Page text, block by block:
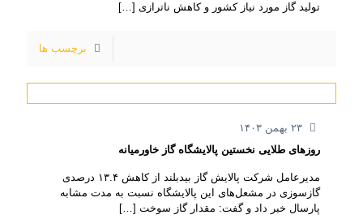
تولید گاز مورد نیاز کشور و کاهش ناترازی […]
برچسب ها
۲۳ بهمن ۱۴۰۳
روزهای طلایی نخستین پالایشگاه گاز خاورمیانه
مدیرعامل شرکت پالایش گاز بیدبلند از کاهش ۱۳.۴ درصدی
گازسوزی در مشعل‌های این پالایشگاه نسبت به مدت مشابه
پارسال خبر داد و گفت: مقدار گاز سوخت […]